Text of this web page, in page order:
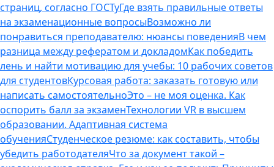
страниц, согласно ГОСТуГде взять правильные ответы
на экзаменационные вопросыВозможно ли
понравиться преподавателю: нюансы поведенияВ чем
разница между рефератом и докладомКак победить
лень и найти мотивацию для учебы: 10 рабочих советов
для студентовКурсовая работа: заказать готовую или
написать самостоятельноЭто – не моя оценка. Как
оспорить балл за экзаменТехнологии VR в высшем
образовании. Адаптивная система
обученияСтуденческое резюме: как составить, чтобы
убедить работодателяЧто за документ такой –